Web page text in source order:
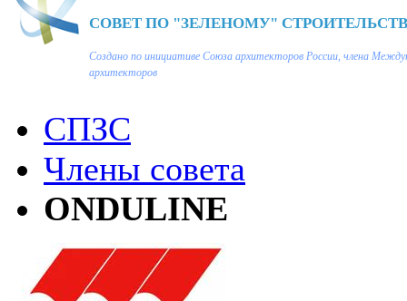
СОВЕТ ПО "ЗЕЛЕНОМУ"
Создано по инициативе Союза архитекторов России, члена
архитекторов
СПЗС
Члены совета
ONDULINE